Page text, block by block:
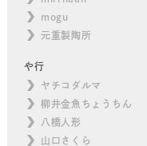
mogu
元重製陶所
や行
ヤチコダルマ
柳井金魚ちょうちん
八橋人形
山口さくら